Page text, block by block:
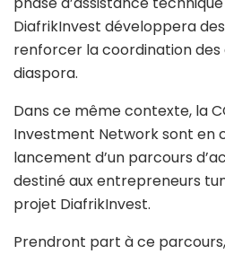
DiafrikInvest développera
renforcer la coordination
diaspora.
Dans ce même contexte, la
Investment Network sont en
lancement d’un parcours
destiné aux entrepreneurs
projet DiafrikInvest.
Prendront part à ce